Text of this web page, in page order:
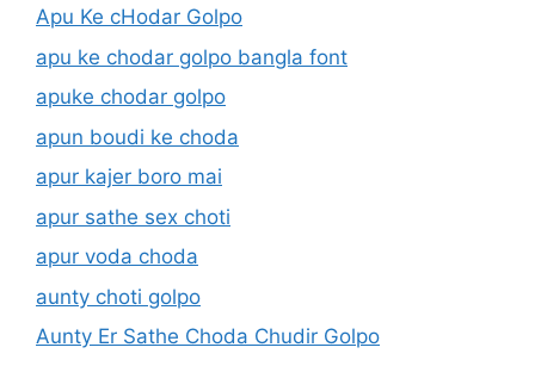
Apu Ke cHodar Golpo
apu ke chodar golpo bangla font
apuke chodar golpo
apun boudi ke choda
apur kajer boro mai
apur sathe sex choti
apur voda choda
aunty choti golpo
Aunty Er Sathe Choda Chudir Golpo